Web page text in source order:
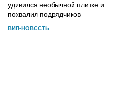
удивился необычной плитке и
похвалил подрядчиков
ВИП-НОВОСТЬ